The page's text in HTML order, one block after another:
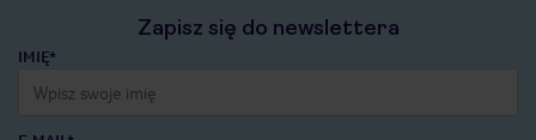
Zapisz się do newslettera
IMIĘ*